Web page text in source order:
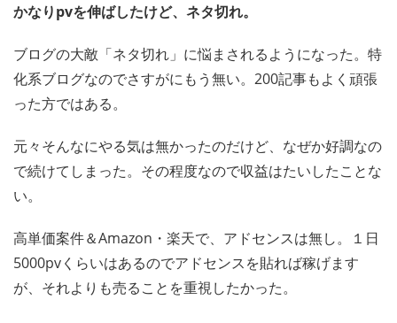
かなりpvを伸ばしたけど、ネタ切れ。
ブログの大敵「ネタ切れ」に悩まされるようになった。特
化系ブログなのでさすがにもう無い。200記事もよく頑張
った方ではある。
元々そんなにやる気は無かったのだけど、なぜか好調なの
で続けてしまった。その程度なので収益はたいしたことな
い。
高単価案件＆Amazon・楽天で、アドセンスは無し。１日
5000pvくらいはあるのでアドセンスを貼れば稼げます
が、それよりも売ることを重視したかった。